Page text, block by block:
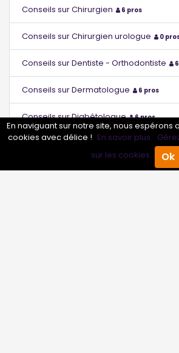
Annuaire Pro Agenda
Conseils sur Chirurgien 6 pros
Conseils sur Chirurgien urologue 0
Conseils sur Dentiste - Orthodontiste
Conseils sur Dermatologue 6 pros
Conseils sur Diabétologue 6 pros
Conseils sur Échographiste
Conseils sur Endocrinologue 6 pros
En naviguant sur notre site, nous espérons
cookies avec délice ! En savoir plus.
sur les cookies.
Ok